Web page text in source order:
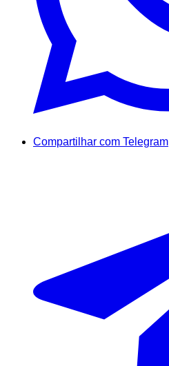
Compartilhar com Telegram